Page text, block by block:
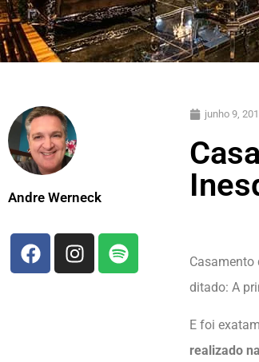
Andre Werneck
junho 9,
Casamento
ditado: A
E foi
realizado